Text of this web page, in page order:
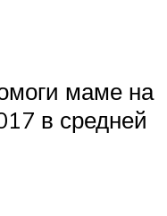
маме на
в средней